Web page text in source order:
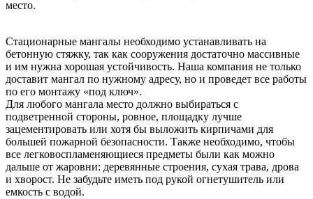
место.
Стационарные мангалы необходимо устанавливать на
бетонную стяжку, так как сооружения достаточно массивные
и им нужна хорошая устойчивость. Наша компания не только
доставит мангал по нужному адресу, но и проведет все работы
по его монтажу «под ключ».
Для любого мангала место должно выбираться с
подветренной стороны, ровное, площадку лучше
зацементировать или хотя бы выложить кирпичами для
большей пожарной безопасности. Также необходимо, чтобы
все легковоспламеняющиеся предметы были как можно
дальше от жаровни: деревянные строения, сухая трава, дрова
и хворост. Не забудьте иметь под рукой огнетушитель или
емкость с водой.